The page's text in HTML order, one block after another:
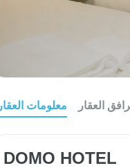
معلومات العقار العقار
DOMO HOTEL